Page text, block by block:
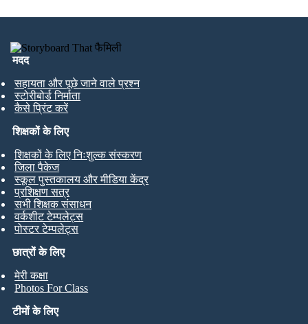
मदद
सहायता और पूछे जाने वाले प्रश्न
स्टोरीबोर्ड निर्माता
कैसे प्रिंट करें
छात्रों के लिए
मेरी कक्षा
Photos For Class
शिक्षकों के लिए
शिक्षकों के लिए निःशुल्क संस्करण
जिला पैकेज
स्कूल पुस्तकालय और मीडिया केंद्र
प्रशिक्षण सत्र
सभी शिक्षक संसाधन
वर्कशीट टेम्पलेट्स
पोस्टर टेम्पलेट्स
टीमों के लिए